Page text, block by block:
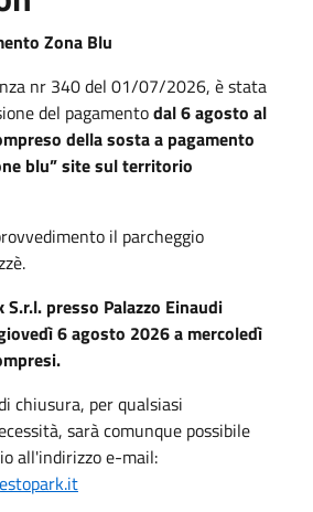
Zona Blu
nr 340 del 01/07/2026, è stata
del pagamentodal 6 agosto al
della sosta a pagamento
blu” site sul territorio
il parcheggio
presso Palazzo Einaudi
6 agosto 2026 a mercoledì
chiusura, per qualsiasi
sarà comunque possibile
all'indirizzo e-mail: